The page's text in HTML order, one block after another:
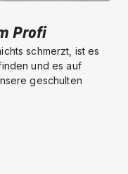
Profi
schmerzt, ist es
und es auf
geschulten